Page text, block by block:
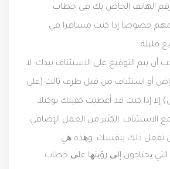
الهاتف الخاص بك في خطاب
مهم خصوصا إذا كنت مسافرا في
قليلة.
أن يتم التوقيع على الاستئناف بيدك. لا
أو استئناف من قبل طرف ثالث (على
إلا إذا كنت قد أعطيت كفيلك توكيلا،
الاسنئناف. الكثير من العمل الإضافي
تفعل ذلك بنفسك. وھذه ھي
یحتاجون إلی رؤیتھا علی خطاب